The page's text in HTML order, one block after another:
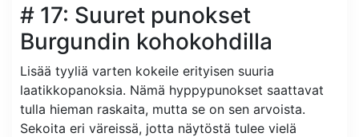
# 17: Suuret punokset
Burgundin kohokohdilla
Lisää tyyliä varten kokeile erityisen suuria
laatikkopanoksia. Nämä hyppypunokset saattavat
tulla hieman raskaita, mutta se on sen arvoista.
Sekoita eri väreissä, jotta näytöstä tulee vielä